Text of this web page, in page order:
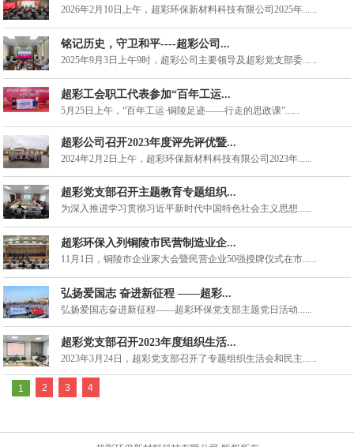
2026年2月10日上午，超彩环保新材料科技有限公司2025年......
铭记历史，守卫和平----超彩公司...
2025年9月3日上午9时，超彩公司主要领导及超彩党支部委......
超彩工会职工代表参加“百年工运...
5月25日上午，“百年工运·铜陵足迹——行走的思政课”......
超彩公司召开2023年度评先评优暨...
2024年2月2日上午，超彩环保新材料科技有限公司2023年......
超彩党支部召开主题教育专题组织...
为深入推进学习贯彻习近平新时代中国特色社会主义思想......
超彩环保入列铜陵市民营制造业企...
11月1日，铜陵市企业家大会暨民营企业50强授牌仪式在市......
弘扬爱国志 奋进新征程 ——超彩...
弘扬爱国志奋进新征程——超彩环保党支部主题党日活动......
超彩党支部召开2023年度组织生活...
2023年3月24日，超彩党支部召开了专题组织生活会和民主......
1 2 3 4